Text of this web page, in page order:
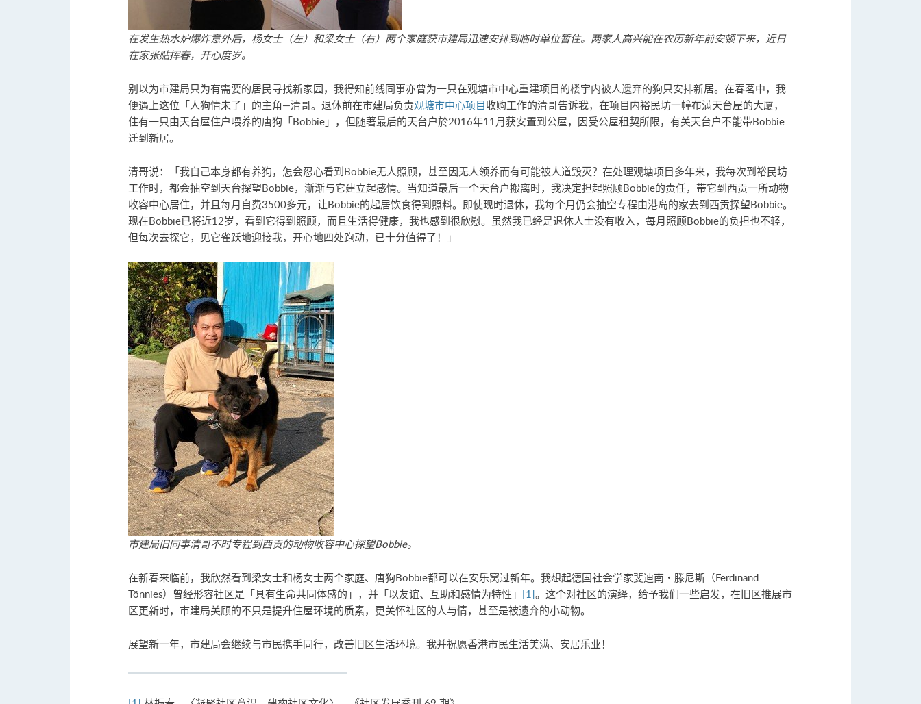
在发生热水炉爆炸意外后，杨女士（左）和梁女士（右）两个家庭获市建局迅速安排到临时单位暂住。两家人高兴能在农历新年前安顿下来，近日
在家张贴挥春，开心度岁。
别以为市建局只为有需要的居民寻找新家园，我得知前线同事亦曾为一只在观塘市中心重建项目的楼宇内被人遗弃的狗只安排新居。在春茗中，我
便遇上这位「人狗情未了」的主角—清哥。退休前在市建局负责观塘市中心项目收购工作的清哥告诉我，在项目内裕民坊一幢布满天台屋的大厦，
住有一只由天台屋住户喂养的唐狗「Bobbie」，但随著最后的天台户於2016年11月获安置到公屋，因受公屋租契所限，有关天台户不能带Bobbie
迁到新居。
清哥说：「我自己本身都有养狗，怎会忍心看到Bobbie无人照顾，甚至因无人领养而有可能被人道毁灭？在处理观塘项目多年来，我每次到裕民坊
工作时，都会抽空到天台探望Bobbie，渐渐与它建立起感情。当知道最后一个天台户搬离时，我决定担起照顾Bobbie的责任，带它到西贡一所动物
收容中心居住，并且每月自费3500多元，让Bobbie的起居饮食得到照料。即使现时退休，我每个月仍会抽空专程由港岛的家去到西贡探望Bobbie。
现在Bobbie已将近12岁，看到它得到照顾，而且生活得健康，我也感到很欣慰。虽然我已经是退休人士没有收入，每月照顾Bobbie的负担也不轻，
但每次去探它，见它雀跃地迎接我，开心地四处跑动，已十分值得了！」
市建局旧同事清哥不时专程到西贡的动物收容中心探望Bobbie。
在新春来临前，我欣然看到梁女士和杨女士两个家庭、唐狗Bobbie都可以在安乐窝过新年。我想起德国社会学家斐迪南・滕尼斯（Ferdinand
Tönnies）曾经形容社区是「具有生命共同体感的」，并「以友谊、互助和感情为特性」 [1]。这个对社区的演绎，给予我们一些启发，在旧区推展市
区更新时，市建局关顾的不只是提升住屋环境的质素，更关怀社区的人与情，甚至是被遗弃的小动物。
展望新一年，市建局会继续与市民携手同行，改善旧区生活环境。我并祝愿香港市民生活美满、安居乐业！